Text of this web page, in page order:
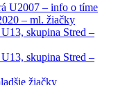
U2007 – info o tíme
– ml. žiačky
skupina Stred –
skupina Stred –
žiačky